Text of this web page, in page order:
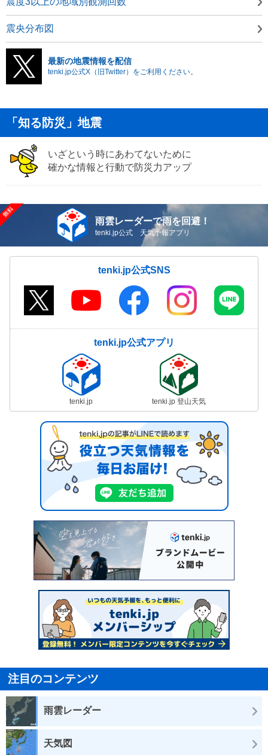
震央分布図
最新の地震情報を配信
tenki.jp公式X（旧Twitter）をご利用ください。
「知る防災」地震
いざという時にあわてないために
確かな情報と行動で防災力アップ
雨雲レーダーで雨を回避！
tenki.jp公式 天気予報アプリ
tenki.jp公式SNS
tenki.jp公式アプリ
tenki.jp tenki.jp 登山天気
注目のコンテンツ
雨雲レーダー
天気図